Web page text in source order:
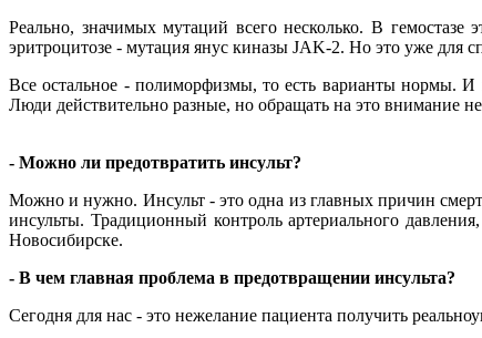
Реально, значимых мутаций всего несколько. В
эритроцитозе - мутация янус киназы JAK-2. Но это уже для
Все остальное - полиморфизмы, то есть варианты нормы.
Люди действительно разные, но обращать на это внимание
- Можно ли предотвратить инсульт?
Можно и нужно. Инсульт - это одна из главных причин
инсульты. Традиционный контроль артериального
Новосибирске.
- В чем главная проблема в предотвращении инсульта?
Сегодня для нас - это нежелание пациента получить